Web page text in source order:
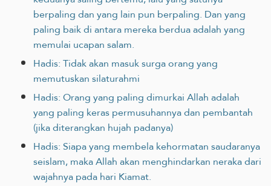
berpaling dan yang lain pun berpaling. Dan yang
paling baik di antara mereka berdua adalah yang
memulai ucapan salam.
Hadis: Tidak akan masuk surga orang yang
memutuskan silaturahmi
Hadis: Orang yang paling dimurkai Allah adalah
yang paling keras permusuhannya dan pembantah
(jika diterangkan hujah padanya)
Hadis: Siapa yang membela kehormatan saudaranya
seislam, maka Allah akan menghindarkan neraka dari
wajahnya pada hari Kiamat.